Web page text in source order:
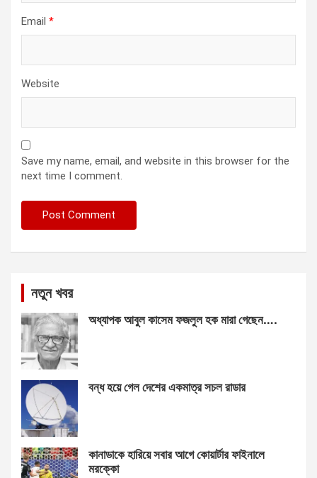
Email *
Website
Save my name, email, and website in this browser for the
next time I comment.
নতুন খবর
অধ্যাপক আবুল কাসেম ফজলুল হক মারা গেছেন….
বন্ধ হয়ে গেল দেশের একমাত্র সচল রাডার
কানাডাকে হারিয়ে সবার আগে কোয়ার্টার ফাইনালে
মরক্কো